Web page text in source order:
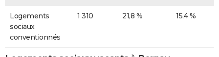
Logements
sociaux
conventionnés
1 310 21,8 % 15,4 %